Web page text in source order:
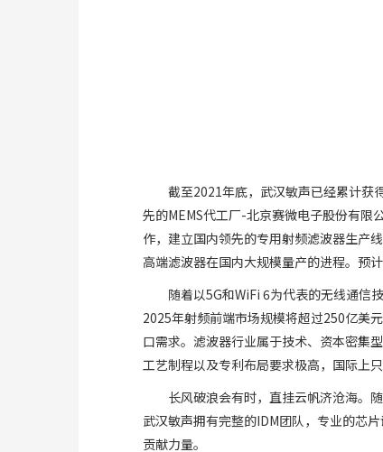
截至2021年底，武汉敏声已经累计获
先的MEMS代工厂-北京赛微电子股份有
作，建立国内领先的专用射频滤波器生产
高端滤波器在国内大规模量产的进程。预
随着以5G和WiFi 6为代表的无线通信
2025年射频前端市场规模将超过250亿美
口需求。滤波器行业属于技术、资本密集
工艺制程以及专利布局要求极高，国际上
长风破浪会有时，直挂云帆济沧海。
武汉敏声拥有完整的IDM团队，专业的芯
贡献力量。